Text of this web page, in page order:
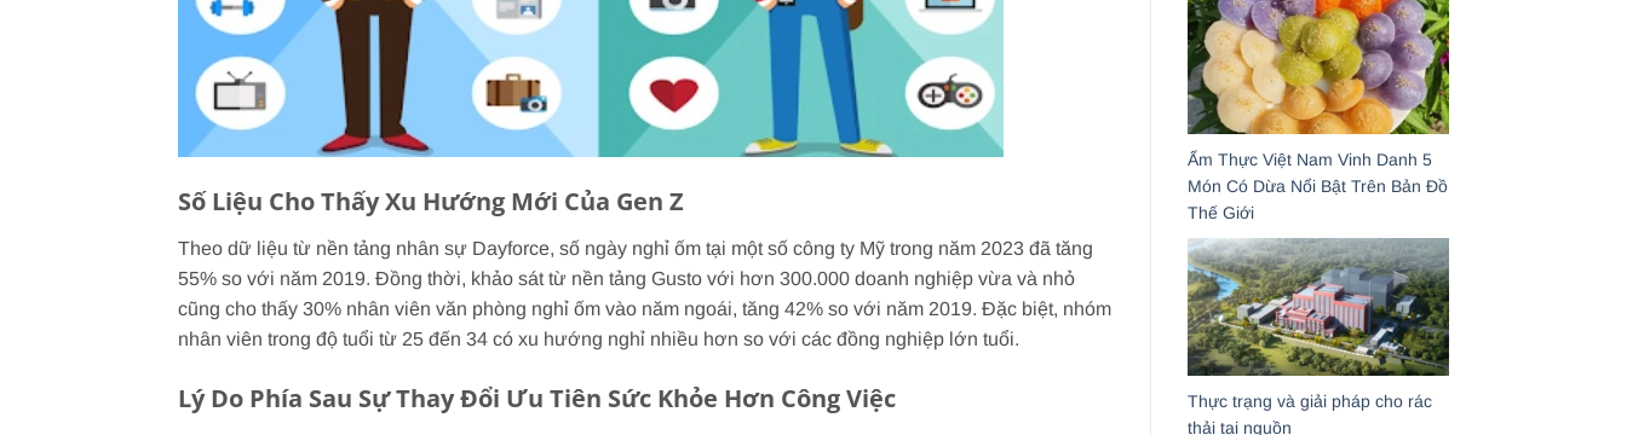
Số Liệu Cho Thấy Xu Hướng Mới Của Gen Z
Theo dữ liệu từ nền tảng nhân sự Dayforce, số ngày nghỉ ốm tại một số công ty Mỹ trong năm 2023 đã tăng
55% so với năm 2019. Đồng thời, khảo sát từ nền tảng Gusto với hơn 300.000 doanh nghiệp vừa và nhỏ
cũng cho thấy 30% nhân viên văn phòng nghỉ ốm vào năm ngoái, tăng 42% so với năm 2019. Đặc biệt, nhóm
nhân viên trong độ tuổi từ 25 đến 34 có xu hướng nghỉ nhiều hơn so với các đồng nghiệp lớn tuổi.
Lý Do Phía Sau Sự Thay Đổi Ưu Tiên Sức Khỏe Hơn Công Việc
Ẩm Thực Việt Nam Vinh Danh 5
Món Có Dừa Nổi Bật Trên Bản Đồ
Thế Giới
Thực trạng và giải pháp cho rác
thải tại nguồn